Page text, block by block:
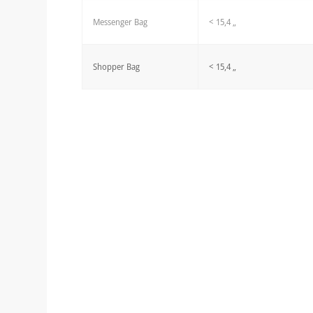
Messenger Bag < 15,4 „
Shopper Bag < 15,4 „